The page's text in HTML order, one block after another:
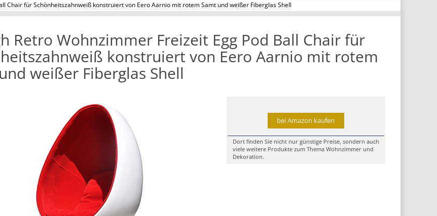
Chair für Schönheitszahnweiß konstruiert von Eero Aarnio mit rotem Samt und weißer Fiberglas Shell
Retro Wohnzimmer Freizeit Egg Pod Ball Chair für
konstruiert von Eero Aarnio mit rotem
weißer Fiberglas Shell
bei Amazon kaufen
Dort finden Sie nicht nur günstige Preise, sondern auch
viele weitere Produkte zum Thema Wohnzimmer und
Dekoration.